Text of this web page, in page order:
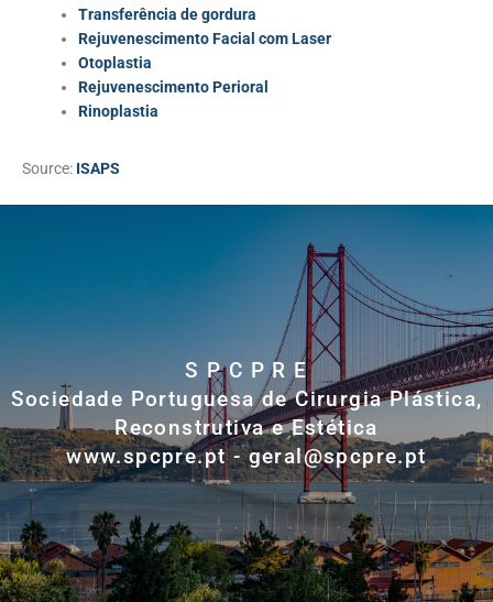
Transferência de gordura
Rejuvenescimento Facial com Laser
Otoplastia
Rejuvenescimento Perioral
Rinoplastia
Source: ISAPS
S P C P R E
Sociedade Portuguesa de Cirurgia Plástica,
Reconstrutiva e Estética
www.spcpre.pt - geral@spcpre.pt